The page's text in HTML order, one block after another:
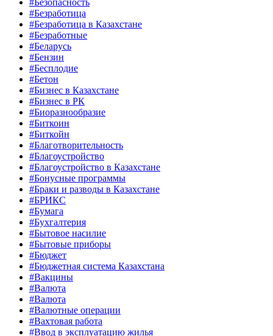
#Безопасность
#Безработица
#Безработица в Казахстане
#Безработные
#Беларусь
#Бензин
#Бесплодие
#Бетон
#Бизнес в Казахстане
#Бизнес в РК
#Биоразнообразие
#Биткоин
#Биткойн
#Благотворительность
#Благоустройство
#Благоустройство в Казахстане
#Бонусные программы
#Браки и разводы в Казахстане
#БРИКС
#Бумага
#Бухгалтерия
#Бытовое насилие
#Бытовые приборы
#Бюджет
#Бюджетная система Казахстана
#Вакцины
#Валюта
#Валюта
#Валютные операции
#Вахтовая работа
#Ввод в эксплуатацию жилья